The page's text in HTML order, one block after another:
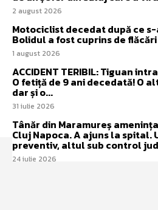
2 august 2026
Motociclist decedat după ce
Bolidul a fost cuprins de
1 august 2026
ACCIDENT TERIBIL: Tiguan
O fetiță de 9 ani decedată! O
dar și o...
31 iulie 2026
Tânăr din Maramureș
Cluj Napoca. A ajuns la spital.
preventiv, altul sub control
24 iulie 2026